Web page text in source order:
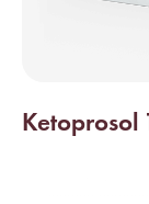
Ketoprosol